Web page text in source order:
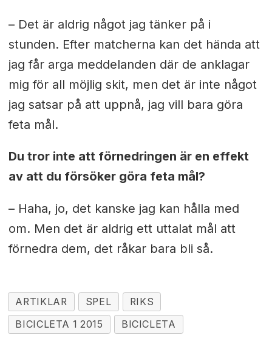
– Det är aldrig något jag tänker på i
stunden. Efter matcherna kan det hända att
jag får arga meddelanden där de anklagar
mig för all möjlig skit, men det är inte något
jag satsar på att uppnå, jag vill bara göra
feta mål.
Du tror inte att förnedringen är en effekt
av att du försöker göra feta mål?
– Haha, jo, det kanske jag kan hålla med
om. Men det är aldrig ett uttalat mål att
förnedra dem, det råkar bara bli så.
ARTIKLAR SPEL
RIKS
BICICLETA 1 2015
BICICLETA